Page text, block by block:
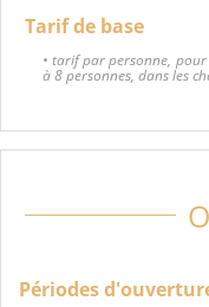
Tarif de base
• tarif par personne, pour
à 8 personnes, dans les
Périodes